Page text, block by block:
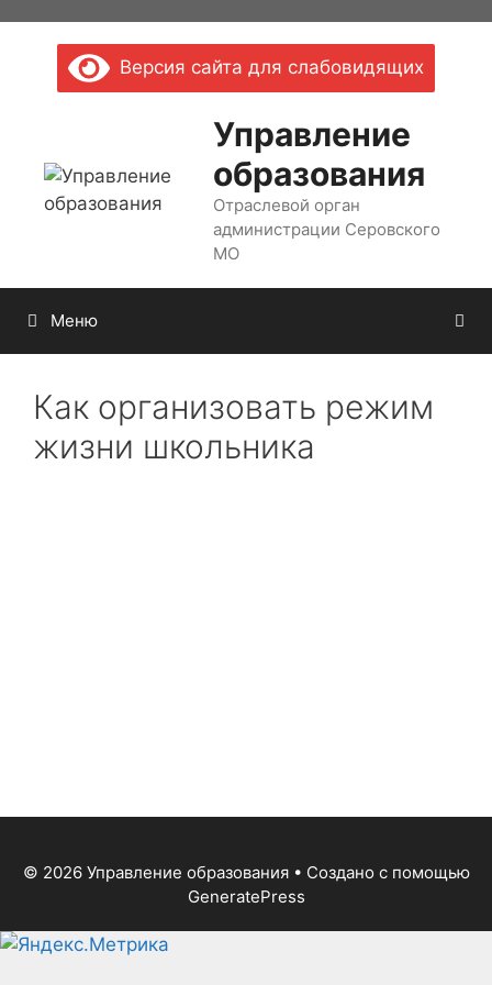
содержимомуВерсия сайта для слабовидящих
Управление
образования
Отраслевой орган
администрации Серовского
МО
Меню
Как организовать режим
жизни школьника
© 2026 Управление образования• Создано с помощью
GeneratePress